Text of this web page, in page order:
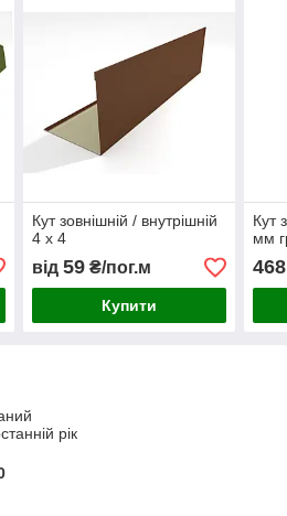
Кут зовнішній / внутрішній
4 х 4
від 59₴/пог.м
Купити
Кут
мм
468
рік